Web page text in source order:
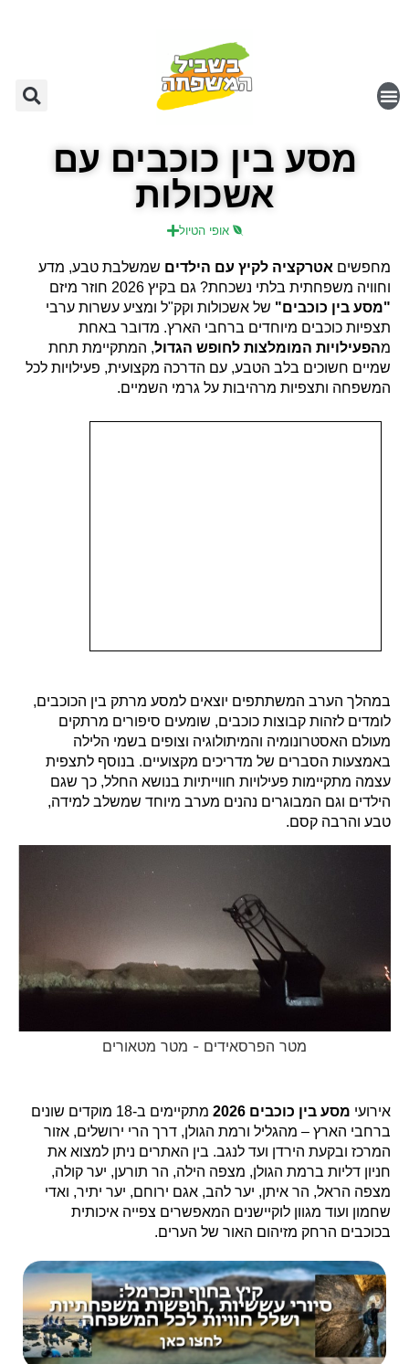
מסע בין כוכבים עם
אשכולות
אופי הטיול
מחפשים אטרקציה לקיץ עם הילדים שמשלבת טבע, מדע
וחוויה משפחתית בלתי נשכחת? גם בקיץ 2026 חוזר מיזם
"מסע בין כוכבים" של אשכולות וקק"ל ומציע עשרות ערבי
תצפיות כוכבים מיוחדים ברחבי הארץ. מדובר באחת
מהפעילויות המומלצות לחופש הגדול, המתקיימת תחת
שמיים חשוכים בלב הטבע, עם הדרכה מקצועית, פעילויות לכל
המשפחה ותצפיות מרהיבות על גרמי השמיים.
במהלך הערב המשתתפים יוצאים למסע מרתק בין הכוכבים,
לומדים לזהות קבוצות כוכבים, שומעים סיפורים מרתקים
מעולם האסטרונומיה והמיתולוגיה וצופים בשמי הלילה
באמצעות הסברים של מדריכים מקצועיים. בנוסף לתצפית
עצמה מתקיימות פעילויות חווייתיות בנושא החלל, כך שגם
הילדים וגם המבוגרים נהנים מערב מיוחד שמשלב למידה,
טבע והרבה קסם.
מטר הפרסאידים - מטר מטאורים
אירועי מסע בין כוכבים 2026
מתקיימים ב-18 מוקדים שונים
ברחבי הארץ – מהגליל ורמת הגולן, דרך הרי ירושלים, אזור
המרכז ובקעת הירדן ועד לנגב. בין האתרים ניתן למצוא את
חניון דליות ברמת הגולן, מצפה הילה, הר תורען, יער קולה,
מצפה הראל, הר איתן, יער להב, אגם ירוחם, יער יתיר, ואדי
שחמון ועוד מגוון לוקיישנים המאפשרים צפייה איכותית
בכוכבים הרחק מזיהום האור של הערים.